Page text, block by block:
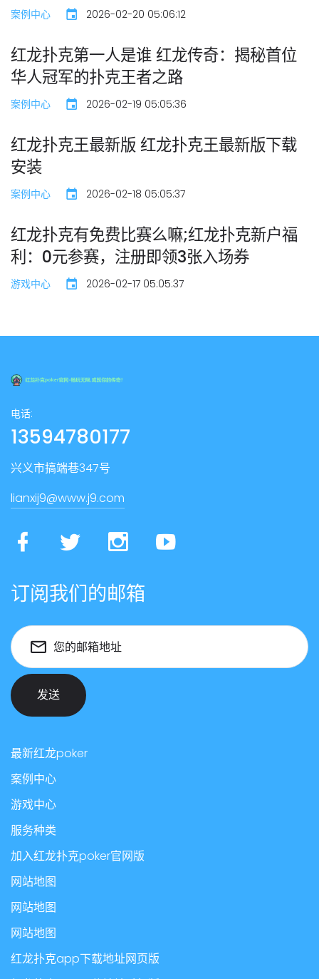
案例中心 2026-02-20 05:06:12
红龙扑克第一人是谁 红龙传奇：揭秘首位
华人冠军的扑克王者之路
案例中心 2026-02-19 05:05:36
红龙扑克王最新版 红龙扑克王最新版下载
安装
案例中心 2026-02-18 05:05:37
红龙扑克有免费比赛么嘛;红龙扑克新户福
利：0元参赛，注册即领3张入场券
游戏中心 2026-02-17 05:05:37
电话:
13594780177
兴义市搞端巷347号
lianxij9@www.j9.com
订阅我们的邮箱
您的邮箱地址
发送
最新红龙poker
案例中心
游戏中心
服务种类
加入红龙扑克poker官网版
网站地图
网站地图
网站地图
红龙扑克app下载地址网页版